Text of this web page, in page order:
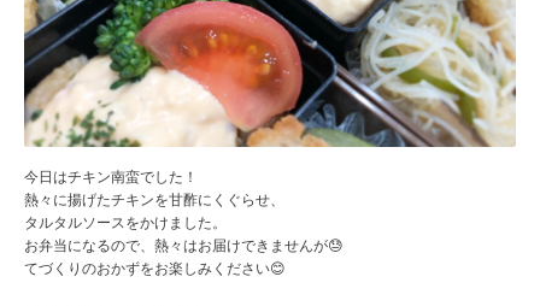
今日はチキン南蛮でした！
熱々に揚げたチキンを甘酢にくぐらせ、
タルタルソースをかけました。
お弁当になるので、熱々はお届けできませんが😓
てづくりのおかずをお楽しみください😊